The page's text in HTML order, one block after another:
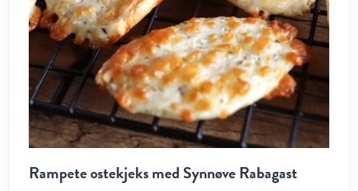
Rampete ostekjeks med Synnøve Rabagast